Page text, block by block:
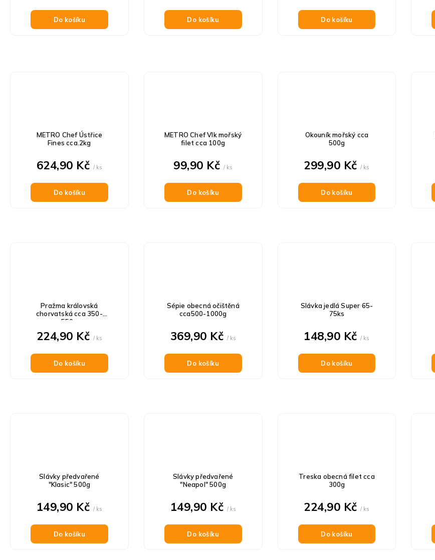
Do košíku Do košíku Do košíku
METRO Chef Ústřice
Fines cca.2kg
624,90 Kč / ks
Do košíku
METRO Chef Vlk mořský
filet cca 100g
99,90 Kč / ks
Do košíku
Okouník mořský cca
500g
299,90 Kč/ ks
Do košíku
Pražma královská
chorvatská cca 350-
550g
224,90 Kč / ks
Do košíku
Sépie obecná očištěná
cca500-1000g
369,90 Kč / ks
Do košíku
Slávka jedlá Super 65-
75ks
148,90 Kč/ ks
Do košíku
Slávky předvařené
"Klasic" 500g
149,90 Kč / ks
Do košíku
Slávky předvařené
"Neapol" 500g
149,90 Kč / ks
Do košíku
Treska obecná filet cca
300g
224,90 Kč/ ks
Do košíku